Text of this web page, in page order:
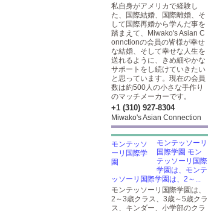
私自身がアメリカで経験し
た、国際結婚、国際離婚、そ
して国際再婚から学んだ事を
踏まえて、Miwako's Asian C
onnctionの会員の皆様が幸せ
な結婚、そして幸せな人生を
送れるように、きめ細やかな
サポートをし続けていきたい
と思っています。現在の会員
数は約500人の小さな手作り
のマッチメーカーです。
+1 (310) 927-8304
Miwako's Asian Connection
モンテッソーリ
国際学園 モン
テッソーリ国際
学園は、モンテ
ッソーリ国際学園は、2～...
モンテッソーリ国際学園は、
2～3歳クラス、3歳～5歳クラ
ス、キンダー、小学部のクラ